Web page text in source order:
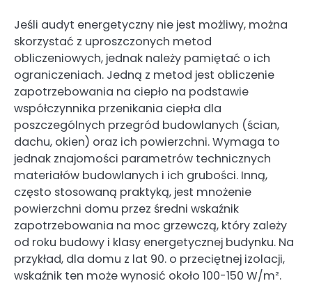
Jeśli audyt energetyczny nie jest możliwy, można
skorzystać z uproszczonych metod
obliczeniowych, jednak należy pamiętać o ich
ograniczeniach. Jedną z metod jest obliczenie
zapotrzebowania na ciepło na podstawie
współczynnika przenikania ciepła dla
poszczególnych przegród budowlanych (ścian,
dachu, okien) oraz ich powierzchni. Wymaga to
jednak znajomości parametrów technicznych
materiałów budowlanych i ich grubości. Inną,
często stosowaną praktyką, jest mnożenie
powierzchni domu przez średni wskaźnik
zapotrzebowania na moc grzewczą, który zależy
od roku budowy i klasy energetycznej budynku. Na
przykład, dla domu z lat 90. o przeciętnej izolacji,
wskaźnik ten może wynosić około 100-150 W/m².